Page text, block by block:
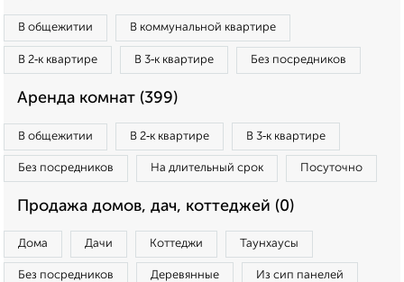
В общежитии В коммунальной квартире
В 2‑к квартире В 3‑к квартире Без посредников
Аренда комнат (399)
В общежитии В 2‑к квартире В 3‑к квартире
Без посредников На длительный срок Посуточно
Продажа домов, дач, коттеджей (0)
Дома Дачи Коттеджи Таунхаусы
Без посредников Деревянные Из сип панелей